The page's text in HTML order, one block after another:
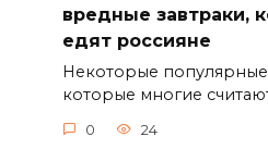
вредные завтраки,
едят россияне
Некоторые
которые многие
0 24